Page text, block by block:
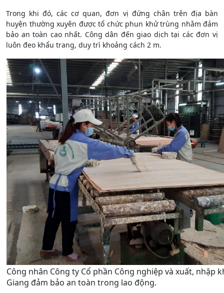
Trong khi đó, các cơ quan, đơn vị đứng chân trên địa bàn
huyện thường xuyên được tổ chức phun khử trùng nhằm đảm
bảo an toàn cao nhất. Công dân đến giao dịch tại các đơn vị
luôn đeo khẩu trang, duy trì khoảng cách 2 m.
Công nhân Công ty Cổ phần Công nghiệp và xuất, nhập
Giang đảm bảo an toàn trong lao động.